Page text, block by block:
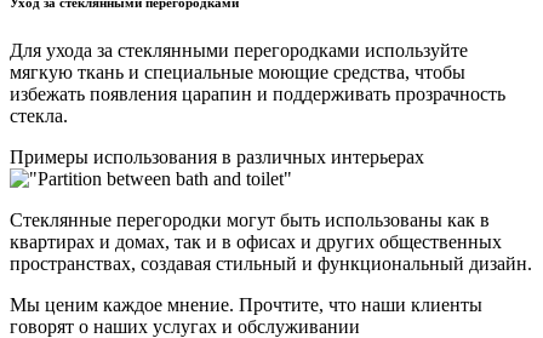
Для ухода за стеклянными перегородками используйте
мягкую ткань и специальные моющие средства, чтобы
избежать появления царапин и поддерживать прозрачность
стекла.
Примеры использования в различных интерьерах
Стеклянные перегородки могут быть использованы как в
квартирах и домах, так и в офисах и других общественных
пространствах, создавая стильный и функциональный дизайн.
Мы ценим каждое мнение. Прочтите, что наши клиенты
говорят о наших услугах и обслуживании